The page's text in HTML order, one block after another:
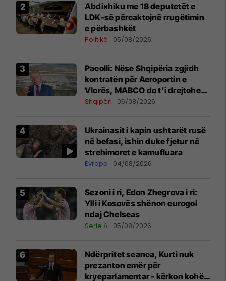
Abdixhiku me 18 deputetët e
LDK-së përcaktojnë rrugëtimin
e përbashkët
Politikë 05/08/2026
Pacolli: Nëse Shqipëria zgjidh
kontratën për Aeroportin e
Vlorës, MABCO do t’i drejtohet
arbitrazhit ndërkombëtar
Shqipëri 05/08/2026
Ukrainasit i kapin ushtarët rusë
në befasi, ishin duke fjetur në
strehimoret e kamufluara
Evropa 04/08/2026
Sezoni i ri, Edon Zhegrova i ri:
Ylli i Kosovës shënon eurogol
ndaj Chelseas
Serie A 05/08/2026
Ndërpritet seanca, Kurti nuk
prezanton emër për
kryeparlamentar - kërkon kohë